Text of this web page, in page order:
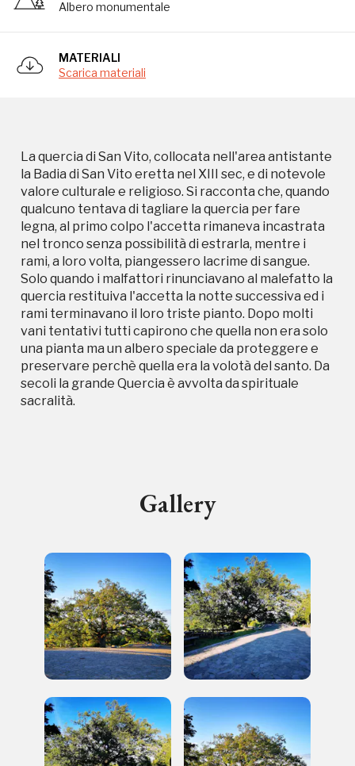
Albero monumentale
MATERIALI
Scarica materiali
La quercia di San Vito, collocata nell'area antistante
la Badia di San Vito eretta nel XIII sec, e di notevole
valore culturale e religioso. Si racconta che, quando
qualcuno tentava di tagliare la quercia per fare
legna, al primo colpo l'accetta rimaneva incastrata
nel tronco senza possibilità di estrarla, mentre i
rami, a loro volta, piangessero lacrime di sangue.
Solo quando i malfattori rinunciavano al malefatto la
quercia restituiva l'accetta la notte successiva ed i
rami terminavano il loro triste pianto. Dopo molti
vani tentativi tutti capirono che quella non era solo
una pianta ma un albero speciale da proteggere e
preservare perchè quella era la volotà del santo. Da
secoli la grande Quercia è avvolta da spirituale
sacralità.
Gallery
nel tronco senza possibilità di estrarla, mentre i
quercia restituiva l'accetta la notte successiva ed i
rami terminavano il loro triste pianto. Dopo molti
secoli la grande Quercia è avvolta da spirituale
sacralità.
Storico campagne in questo
luogo
Registrati alla newsletter
Accedi alle informazioni per te più interessanti,
a quelle inerenti i luoghi più vicini e gli eventi
organizzati
REGISTRATI